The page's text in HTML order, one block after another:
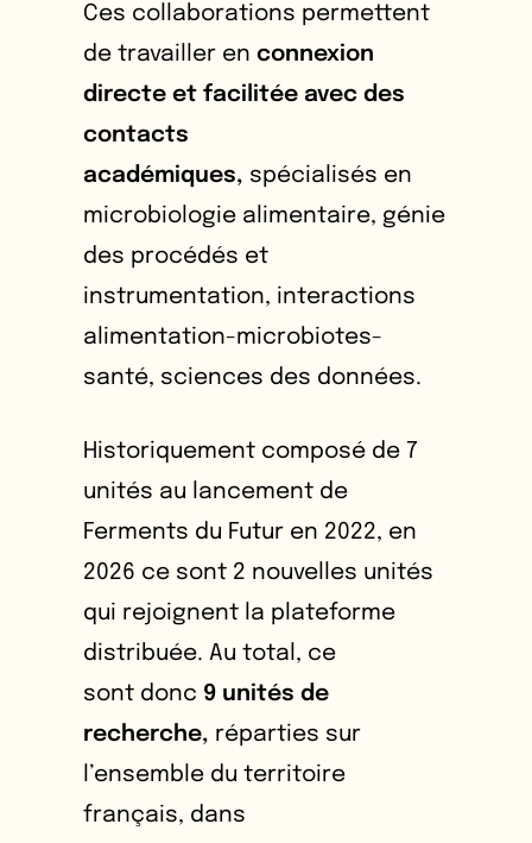
Ces collaborations permettent
de travailler en connexion
directe et facilitée avec des
contacts
académiques, spécialisés en
microbiologie alimentaire, génie
des procédés et
instrumentation, interactions
alimentation-microbiotes-
santé, sciences des données.
Historiquement composé de 7
unités au lancement de
Ferments du Futur en 2022, en
2026 ce sont 2 nouvelles unités
qui rejoignent la plateforme
distribuée. Au total, ce
sont donc 9 unités de
recherche, réparties sur
l’ensemble du territoire
français, dans